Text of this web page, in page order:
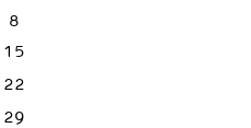
8
15
22
29